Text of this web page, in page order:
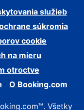
služieb
súkromia
cookie
na mieru
otroctve
O Booking.com
Všetky